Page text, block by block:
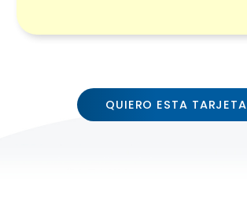
QUIERO ESTA TARJETA